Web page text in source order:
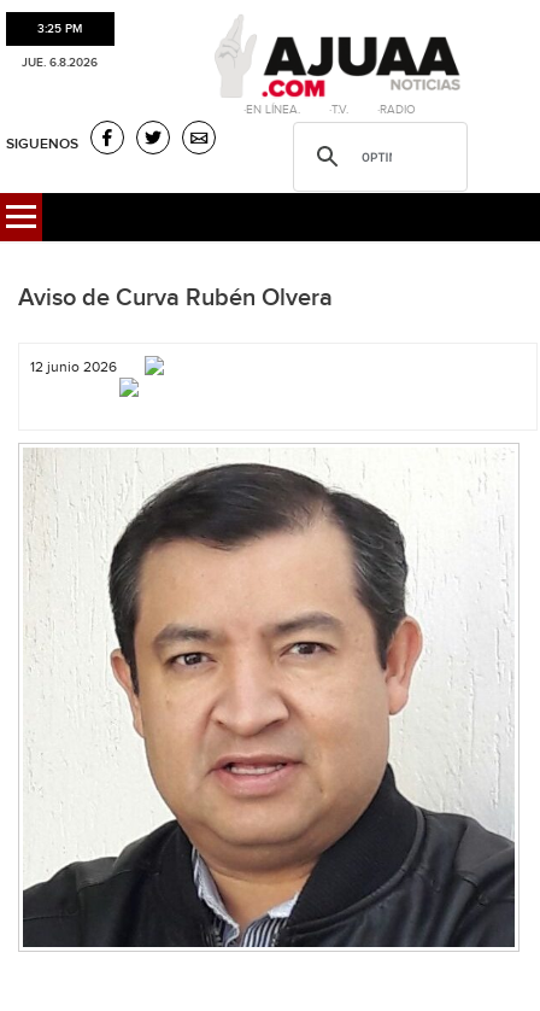
3:25 PM
JUE. 6.8.2026
·EN LÍNEA. ·T.V. ·RADIO
SIGUENOS
Aviso de Curva Rubén Olvera
12 junio 2026